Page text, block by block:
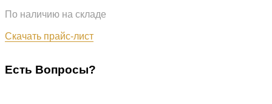
По наличию на складе
Скачать прайс-лист
Есть Вопросы?